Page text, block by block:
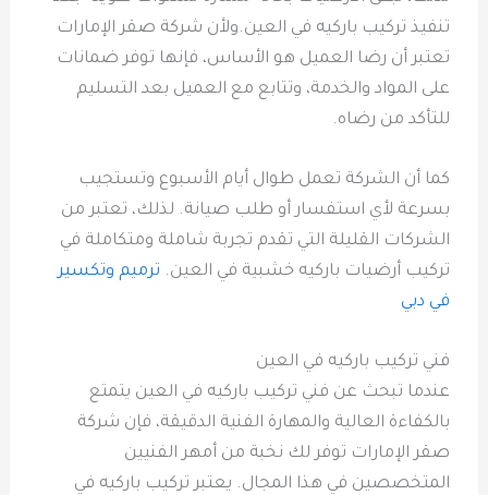
تنفيذ تركيب باركيه في العين.ولأن شركة صقر الإمارات
تعتبر أن رضا العميل هو الأساس، فإنها توفر ضمانات
على المواد والخدمة، وتتابع مع العميل بعد التسليم
للتأكد من رضاه.
كما أن الشركة تعمل طوال أيام الأسبوع وتستجيب
بسرعة لأي استفسار أو طلب صيانة. لذلك، تعتبر من
الشركات القليلة التي تقدم تجربة شاملة ومتكاملة في
تركيب أرضيات باركيه خشبية في العين. ترميم وتكسير
في دبي
فني تركيب باركيه في العين
عندما تبحث عن فني تركيب باركيه في العين يتمتع
بالكفاءة العالية والمهارة الفنية الدقيقة، فإن شركة
صقر الإمارات توفر لك نخبة من أمهر الفنيين
المتخصصين في هذا المجال. يعتبر تركيب باركيه في